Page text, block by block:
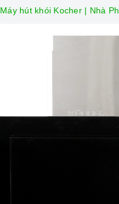
Máy hút khói Kocher | Nhà